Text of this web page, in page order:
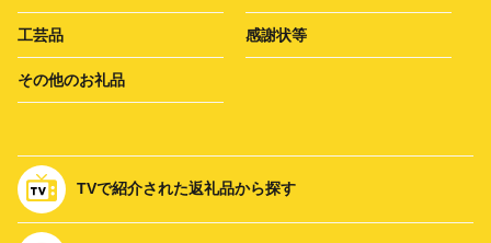
工芸品 感謝状等
その他のお礼品
TVで紹介された返礼品から探す